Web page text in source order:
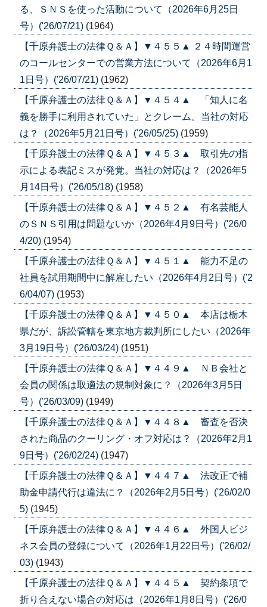
る、ＳＮＳを使った活動について（2026年6月25日
号）('26/07/21) (1964)
【千原弁護士の法律Ｑ＆Ａ】▼４５５▲ ２４時間運営
のコールセンターでの営業方法について（2026年6月1
1日号）('26/07/21) (1962)
【千原弁護士の法律Ｑ＆Ａ】▼４５４▲ 「知人に名
義を勝手に利用されていた」とクレーム。当社の対応
は？（2026年5月21日号）('26/05/25) (1959)
【千原弁護士の法律Ｑ＆Ａ】▼４５３▲ 取引先の指
示による表記ミスが発覚。当社の対応は？（2026年5
月14日号）('26/05/18) (1958)
【千原弁護士の法律Ｑ＆Ａ】▼４５２▲ 有名芸能人
のＳＮＳ引用は問題ないか（2026年4月9日号）('26/0
4/20) (1954)
【千原弁護士の法律Ｑ＆Ａ】▼４５１▲ 能力不足の
社員を試用期間中に解雇したい（2026年4月2日号）('2
6/04/07) (1953)
【千原弁護士の法律Ｑ＆Ａ】▼４５０▲ 本店は栃木
県だが、訴訟管轄を東京地方裁判所にしたい（2026年
3月19日号）('26/03/24) (1951)
【千原弁護士の法律Ｑ＆Ａ】▼４４９▲ ＮＢ会社と
会員の関係は取適法の規制対象に？（2026年3月5日
号）('26/03/09) (1949)
【千原弁護士の法律Ｑ＆Ａ】▼４４８▲ 審査を否決
された商品のクーリング・オフ対応は？（2026年2月1
9日号）('26/02/24) (1947)
【千原弁護士の法律Ｑ＆Ａ】▼４４７▲ 法改正で補
助金申請代行は違法に？（2026年2月5日号）('26/02/0
5) (1945)
【千原弁護士の法律Ｑ＆Ａ】▼４４６▲ 外国人ビジ
ネス会員の登録について（2026年1月22日号）('26/02/
03) (1943)
【千原弁護士の法律Ｑ＆Ａ】▼４４５▲ 契約条項で
折り合えない場合の対応は（2026年1月8日号）('26/0